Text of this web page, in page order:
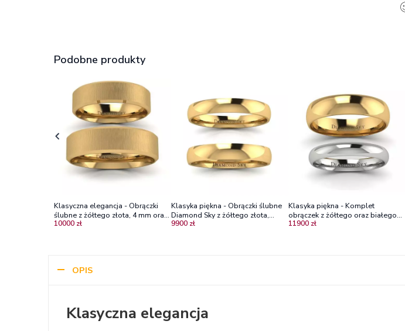
Podobne produkty
Klasyczna elegancja - Obrączki
ślubne z żółtego złota, 4 mm oraz
5 mm
10000 zł
Klasyka piękna - Obrączki ślubne
Diamond Sky z żółtego złota,
3,5mm, 4mm
9900 zł
Klasyka piękna - Komplet
obrączek z żółtego oraz białego
złota, 3,0mm i 5,0 mm
11900 zł
OPIS
Klasyczna elegancja